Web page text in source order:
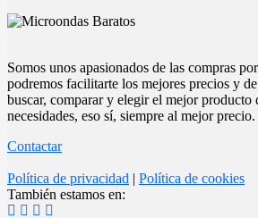
Somos unos apasionados de las compras
podremos facilitarte los mejores precios y
buscar, comparar y elegir el mejor producto
necesidades, eso sí, siempre al mejor precio.
Contactar
Política de privacidad | Política de cookies
También estamos en: